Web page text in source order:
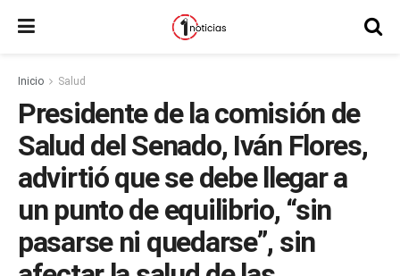
Inicio Salud
Presidente de la comisión de
Salud del Senado, Iván Flores,
advirtió que se debe llegar a
un punto de equilibrio, “sin
pasarse ni quedarse”, sin